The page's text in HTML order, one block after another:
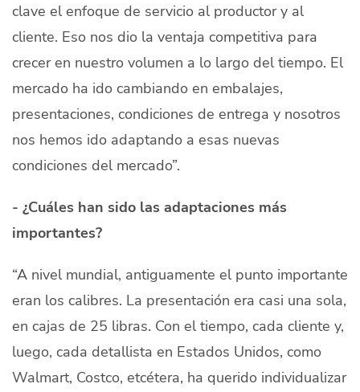
clave el enfoque de servicio al productor y al
cliente. Eso nos dio la ventaja competitiva para
crecer en nuestro volumen a lo largo del tiempo. El
mercado ha ido cambiando en embalajes,
presentaciones, condiciones de entrega y nosotros
nos hemos ido adaptando a esas nuevas
condiciones del mercado”.
- ¿Cuáles han sido las adaptaciones más
importantes?
“A nivel mundial, antiguamente el punto importante
eran los calibres. La presentación era casi una sola,
en cajas de 25 libras. Con el tiempo, cada cliente y,
luego, cada detallista en Estados Unidos, como
Walmart, Costco, etcétera, ha querido individualizar